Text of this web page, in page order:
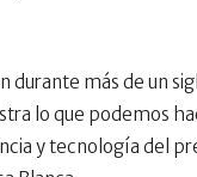
más de un
lo que podemos
y tecnología del